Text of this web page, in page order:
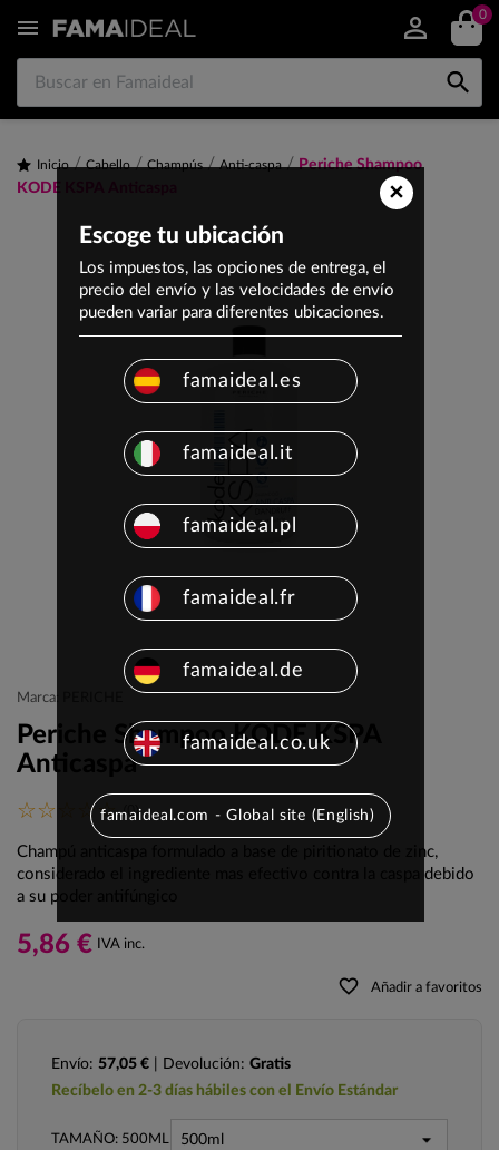
 0

Inicio Cabello Champús Anti-caspa
Periche Shampoo
KODE KSPA Anticaspa
Marca: PERICHE
Periche Shampoo KODE KSPA
Anticaspa
(0)
Champú anticaspa formulado a base de piritionato de zinc,
considerado el ingrediente mas efectivo contra la caspa debido
a su poder antifúngico
5,86 € IVA inc.
favorite_border Añadir a favoritos
Envío: 57,05 € | Devolución: Gratis
Recíbelo en 2-3 días hábiles con el Envío Estándar
TAMAÑO: 500ML
×
Escoge tu ubicación
Los impuestos, las opciones de entrega, el
precio del envío y las velocidades de envío
pueden variar para diferentes ubicaciones.
famaideal.es
famaideal.it
famaideal.pl
famaideal.fr
famaideal.de
famaideal.co.uk
famaideal.com - Global site (English)